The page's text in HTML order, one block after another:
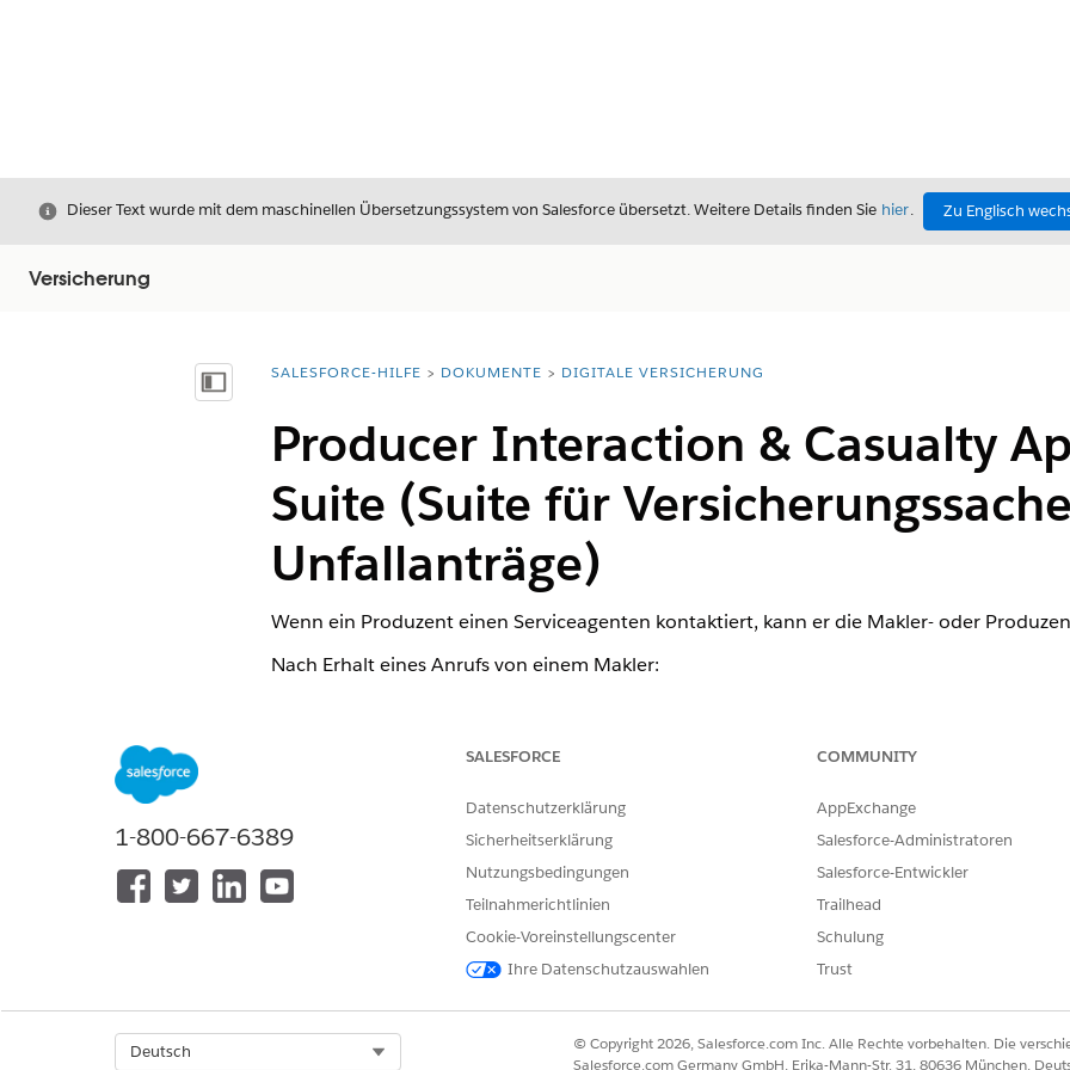
Schließen
Dieser Text wurde mit dem maschinellen Übersetzungssystem von Salesforce übersetzt. Weitere Details finden Sie hier. Zu Englisch
Versicherung
Inhalt anzeigenSie befinden sich hier:
SALESFORCE-HILFE DOKUMENTE DIGITALE VERSICHERUNG
Producer Interaction & Casualty
Suite (Suite für
Unfallanträge)
Wenn ein Produzent einen Serviceagenten kontaktiert, kann er die Makler- oder
Nach Erhalt eines Anrufs von einem Makler:
Die Ergebnisse werden angezeigt und Sie müssen auf
Überprüfenklicken, um die
Überprüfen und Suchen.
Geben Sie als Nächstes Policeninformationen ein und klicken Sie aufSuchen
, um die Interaktionskonsole für die Richtlinie anzuzeigen, für die Sie
KONNTEN SIE IHR PROBLEM MITHILFE DIESES ARTIKELS LÖSEN?
Geben Sie uns Feedback, damit wir uns verbessern können.
1-800-667-6389
SALESFORCE
Datenschutzerklärung
Sicherheitserklärung
Nutzungsbedingungen
Teilnahmerichtlinien
Cookie-Voreinstellungscenter
Ihre Datenschutzauswahlen
COMMUNITY
AppExchange
Salesforce-Administratoren
Salesforce-Entwickler
Trailhead
Schulung
Trust
Deutsch
© Copyright 2026, Salesforce.com Inc. Alle Rechte vorbehalten. Die
Salesforce.com Germany GmbH, Erika-Mann-Str. 31, 80636 München,